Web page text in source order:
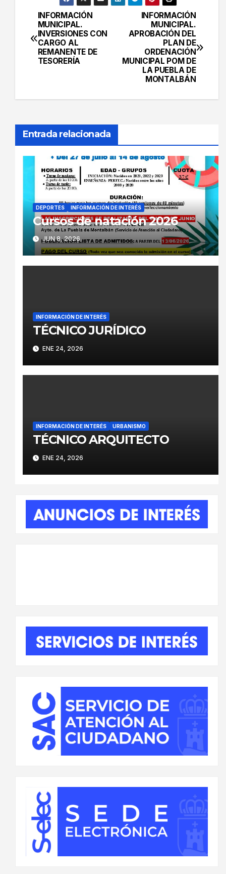
Navegación
de
entradas
INFORMACIÓN
MUNICIPAL.
APROBACIÓN DEL
PLAN DE
ORDENACIÓN
MUNICIPAL POM DE
LA PUEBLA DE
MONTALBÁN
INFORMACIÓN
MUNICIPAL.
INVERSIONES CON
CARGO AL
REMANENTE DE
TESORERÍA
Entrada relacionada
DEPORTES INFORMACIÓN DE INTERÉS
Cursos de natación 2026
JUN 8, 2026
INFORMACIÓN DE INTERÉS
TÉCNICO JURÍDICO
ENE 24, 2026
INFORMACIÓN DE INTERÉS URBANISMO
TÉCNICO ARQUITECTO
ENE 24, 2026